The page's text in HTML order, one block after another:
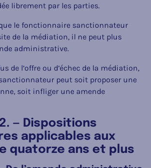
librement par les parties.
le fonctionnaire sanctionnateur
de la médiation, il ne peut plus
administrative.
de l’offre ou d’échec de la médiation,
peut soit proposer une
soit infliger une amende
2. — Dispositions
applicables aux
quatorze ans et plus